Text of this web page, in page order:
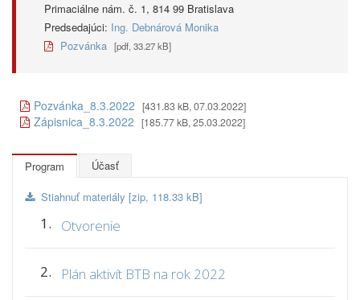
Primaciálne nám. č. 1, 814 99 Bratislava
Predsedajúci: Ing. Debnárová Monika
Pozvánka [pdf, 33.27 kB]
Pozvánka_8.3.2022 [431.83 kB, 07.03.2022]
Zápisnica_8.3.2022 [185.77 kB, 25.03.2022]
Program Účasť
Stiahnuť materiály [zip, 118.33 kB]
1. Otvorenie
2. Plán aktivít BTB na rok 2022